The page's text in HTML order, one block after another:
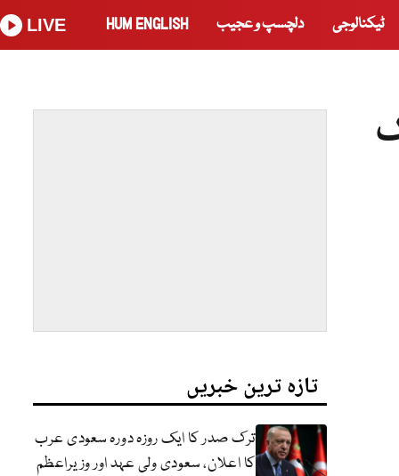
ٹیکنالوجی دلچسپ و عجیب HUM ENGLISH
LIVE
تازہ ترین خبریں
ترک صدر کا ایک روزہ دورہ سعودی عرب
کا اعلان، سعودی ولی عہد اور وزیراعظم